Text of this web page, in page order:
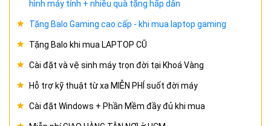
hình máy tính + nhiều quà tặng hấp dẫn
Tặng Balo Gaming cao cấp - khi mua laptop gaming
Tặng Balo khi mua LAPTOP CŨ
Cài đặt và vệ sinh máy trọn đời tại Khoá Vàng
Hỗ trợ kỹ thuật từ xa MIỄN PHÍ suốt đời máy
Cài đặt Windows + Phần Mềm đầy đủ khi mua